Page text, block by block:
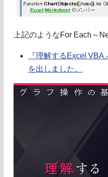
上記のようなFor Each～
『理解するExcel VBA
を出しました。